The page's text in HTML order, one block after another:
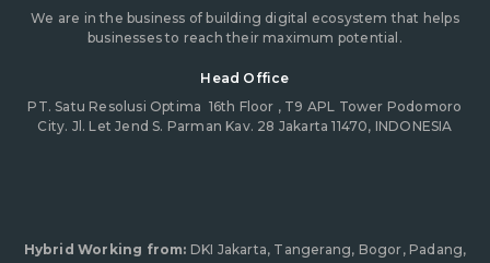
We are in the business of building digital ecosystem that helps
businesses to reach their maximum potential.
Head Office
PT. Satu Resolusi Optima 16th Floor , T9 APL Tower Podomoro
City. Jl. Let Jend S. Parman Kav. 28 Jakarta 11470, INDONESIA
Hybrid Working from: DKI Jakarta, Tangerang, Bogor, Padang,